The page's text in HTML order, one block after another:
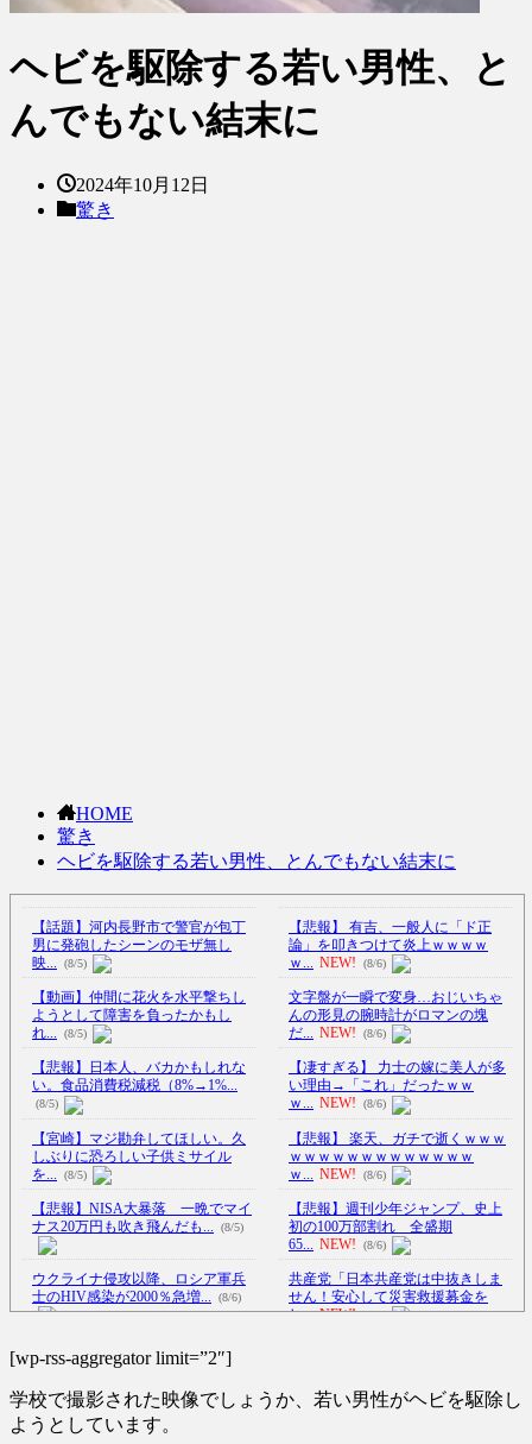
ヘビを駆除する若い男性、と
んでもない結末に
2024年10月12日
驚き
HOME
驚き
ヘビを駆除する若い男性、とんでもない結末に
【話題】河内長野市で警官が包丁
男に発砲したシーンのモザ無し
映...
(8/5)
【動画】仲間に花火を水平撃ちし
ようとして障害を負ったかもし
れ...
(8/5)
【悲報】日本人、バカかもしれな
い。食品消費税減税（8%→1%...
(8/5)
【宮崎】マジ勘弁してほしい。久
しぶりに恐ろしい子供ミサイル
を...
(8/5)
【悲報】NISA大暴落 一晩でマイ
ナス20万円も吹き飛んだも...
(8/5)
ウクライナ侵攻以降、ロシア軍兵
士のHIV感染が2000％急増...
(8/6)
李在明大統領、日本原爆投下80周
年…「平和の価値をより堅固に...
【衝撃映像】かもしれない運転、
限界突破してしまう・・・
【悲報】 有吉、一般人に「ド正
論」を叩きつけて炎上ｗｗｗｗ
ｗ...
NEW! (8/6)
文字盤が一瞬で変身…おじいちゃ
んの形見の腕時計がロマンの塊
だ... NEW! (8/6)
【凄すぎる】 力士の嫁に美人が多
い理由→「これ」だったｗｗ
ｗ... NEW! (8/6)
【悲報】 楽天、ガチで逝くｗｗｗ
ｗｗｗｗｗｗｗｗｗｗｗｗｗ
ｗ...
NEW! (8/6)
【悲報】週刊少年ジャンプ、史上
初の100万部割れ 全盛期
65...
NEW! (8/6)
共産党「日本共産党は中抜きしま
せん！安心して災害救援募金を
し... NEW! (8/6)
【Xの車窓から】予定人員より乗
[wp-rss-aggregator limit=”2″]
学校で撮影された映像でしょうか、若い男性がヘビを駆除し
ようとしています。